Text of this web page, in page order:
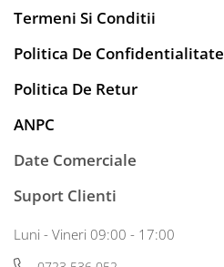
Termeni Si Conditii
Politica De Confidentialitate
Politica De Retur
ANPC
Date Comerciale
Suport Clienti
Luni - Vineri 09:00 - 17:00